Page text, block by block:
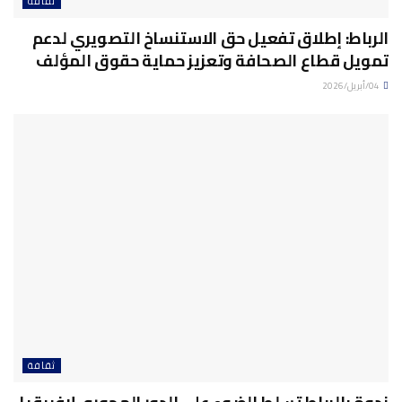
الرباط: إطلاق تفعيل حق الاستنساخ التصويري لدعم
تمويل قطاع الصحافة وتعزيز حماية حقوق المؤلف
ثقافة